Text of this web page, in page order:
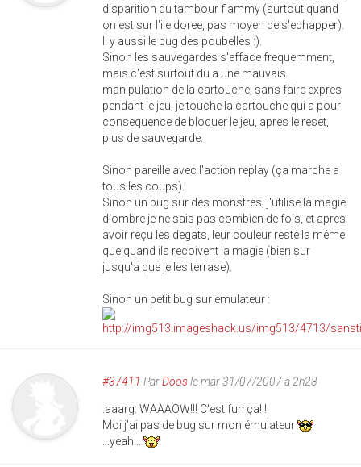
disparition du tambour flammy (surtout quand
on est sur l'ile doree, pas moyen de s'echapper).
Il y aussi le bug des poubelles :).
Sinon les sauvegardes s'efface frequemment,
mais c'est surtout du a une mauvais
manipulation de la cartouche, sans faire expres
pendant le jeu, je touche la cartouche qui a pour
consequence de bloquer le jeu, apres le reset,
plus de sauvegarde.
Sinon pareille avec l'action replay (ça marche a
tous les coups).
Sinon un bug sur des monstres, j'utilise la magie
d'ombre je ne sais pas combien de fois, et apres
avoir reçu les degats, leur couleur reste la même
que quand ils recoivent la magie (bien sur
jusqu'a que je les terrase).
Sinon un petit bug sur emulateur :
#37411 ParDoosle mar 31/07/2007 à 2h28
:aaarg: WAAAOW!!! C'est fun ça!!!
Moi j'ai pas de bug sur mon émulateur
...yeah...